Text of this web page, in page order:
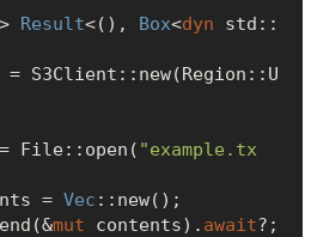
Result<(), Box<dyn std::
S3Client::new(Region::U
File::open( "example.tx
= Vec ::new();
mut contents). await?;